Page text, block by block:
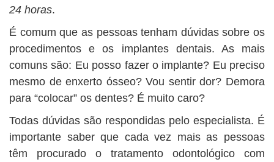
24 horas.
É comum que as pessoas tenham dúvidas sobre os
procedimentos e os implantes dentais. As mais
comuns são: Eu posso fazer o implante? Eu preciso
mesmo de enxerto ósseo? Vou sentir dor? Demora
para “colocar” os dentes? É muito caro?
Todas dúvidas são respondidas pelo especialista. É
importante saber que cada vez mais as pessoas
têm procurado o tratamento odontológico com